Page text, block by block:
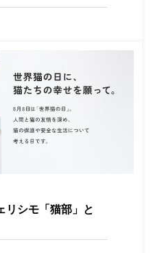
リシモ「猫部」と